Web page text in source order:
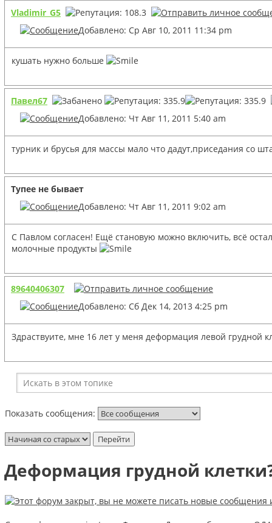
Vladimir_G5
Добавлено: Ср Авг 10, 2011 11:34 pm
кушать нужно больше
Павел67
Добавлено: Чт Авг 11, 2011 5:40 am
турник и брусья для массы мало что дадут,приседания со
Тупее не бывает
Добавлено: Чт Авг 11, 2011 9:02 am
С Павлом согласен! Ещё становую можно включить, всё
молочные продукты
89640406307
Добавлено: Сб Дек 14, 2013 4:25 pm
Здраствуите, мне 16 лет у меня деформация левой грудной
Показать сообщения:
Деформация грудной